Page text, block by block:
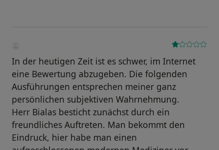
In der heutigen Zeit ist es schwer, im Internet
eine Bewertung abzugeben. Die folgenden
Ausführungen entsprechen meiner ganz
persönlichen subjektiven Wahrnehmung.
Herr Bialas besticht zunächst durch ein
freundliches Auftreten. Man bekommt den
Eindruck, hier habe man einen